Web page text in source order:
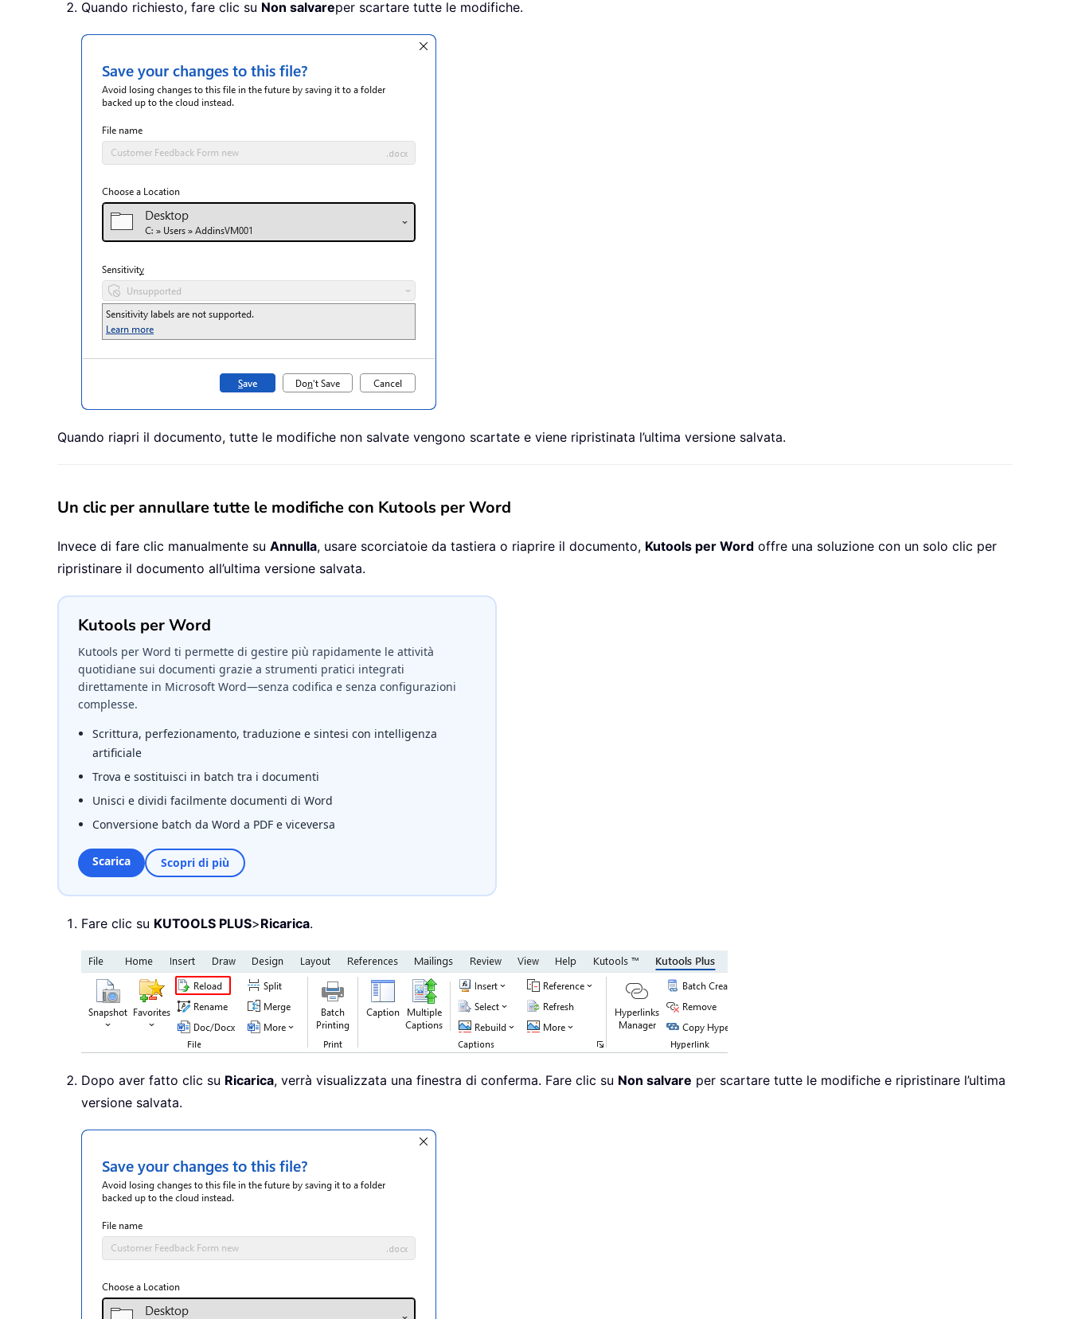
Quando richiesto, fare clic su Non salvareper scartare tutte le modifiche.
Quando riapri il documento, tutte le modifiche non salvate vengono scartate e viene ripristinata l’ultima versione salvata.
Un clic per annullare tutte le modifiche con Kutools per Word
Invece di fare clic manualmente su Annulla, usare scorciatoie da tastiera o riaprire il documento, Kutools per Word offre una soluzione con un solo clic per
ripristinare il documento all’ultima versione salvata.
Kutools per Word
Kutools per Word ti permette di gestire più rapidamente le attività
quotidiane sui documenti grazie a strumenti pratici integrati
direttamente in Microsoft Word—senza codifica e senza configurazioni
complesse.
Scrittura, perfezionamento, traduzione e sintesi con intelligenza
artificiale
Trova e sostituisci in batch tra i documenti
Unisci e dividi facilmente documenti di Word
Conversione batch da Word a PDF e viceversa
Scarica Scopri di più
Fare clic su KUTOOLS PLUS>Ricarica.
Dopo aver fatto clic su Ricarica, verrà visualizzata una finestra di conferma. Fare clic su Non salvare per scartare tutte le modifiche e ripristinare l’ultima
versione salvata.